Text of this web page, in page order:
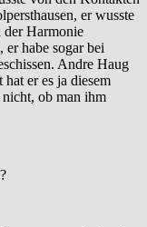
er wusste
der Harmonie
habe sogar bei
Andre Haug
er es ja diesem
ob man ihm